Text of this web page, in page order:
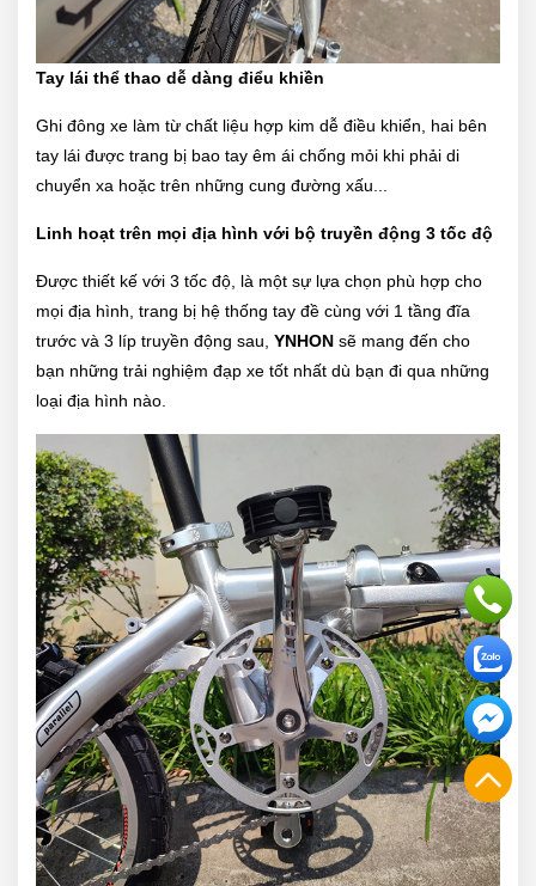
Tay lái thể thao dễ dàng điểu khiền
Ghi đông xe làm từ chất liệu hợp kim dễ điều khiển, hai bên
tay lái được trang bị bao tay êm ái chống mỏi khi phải di
chuyển xa hoặc trên những cung đường xấu...
Linh hoạt trên mọi địa hình với bộ truyền động 3 tốc độ
Được thiết kế với 3 tốc độ, là một sự lựa chọn phù hợp cho
mọi địa hình, trang bị hệ thống tay đề cùng với 1 tầng đĩa
trước và 3 líp truyền động sau, YNHON sẽ mang đến cho
bạn những trải nghiệm đạp xe tốt nhất dù bạn đi qua những
loại địa hình nào.